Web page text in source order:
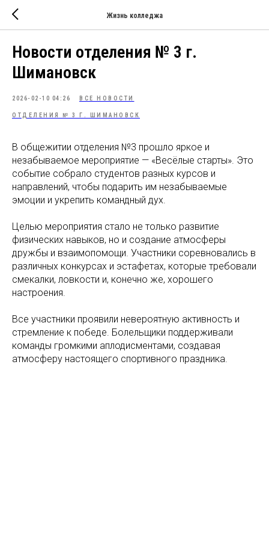
Жизнь колледжа
Новости отделения № 3 г.
Шимановск
2026-02-10 04:26 ВСЕ НОВОСТИ
ОТДЕЛЕНИЯ № 3 Г. ШИМАНОВСК
В общежитии отделения №3 прошло яркое и
незабываемое мероприятие — «Весёлые старты». Это
событие собрало студентов разных курсов и
направлений, чтобы подарить им незабываемые
эмоции и укрепить командный дух.
Целью мероприятия стало не только развитие
физических навыков, но и создание атмосферы
дружбы и взаимопомощи. Участники соревновались в
различных конкурсах и эстафетах, которые требовали
смекалки, ловкости и, конечно же, хорошего
настроения.
Все участники проявили невероятную активность и
стремление к победе. Болельщики поддерживали
команды громкими аплодисментами, создавая
атмосферу настоящего спортивного праздника.